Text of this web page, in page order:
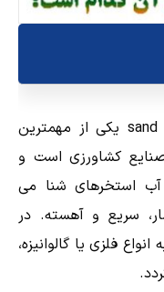
فیلتر شنی با معادل انگلیسی sand filter یکی از مهمترین
کشاورزی است و
استخرهای شنا می
سریع و آهسته. در
فلزی یا گالوانیزه،